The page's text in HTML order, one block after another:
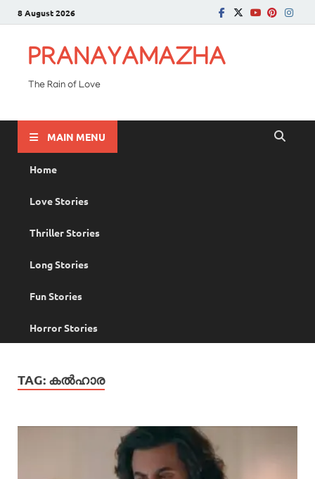
8 August 2026
PRANAYAMAZHA
The Rain of Love
MAIN MENU
Home
Love Stories
Thriller Stories
Long Stories
Fun Stories
Horror Stories
TAG: കൽഹാര